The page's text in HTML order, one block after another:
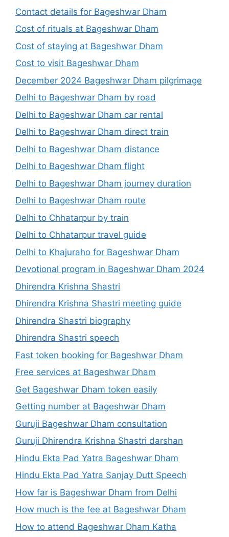
Contact details for Bageshwar Dham
Cost of rituals at Bageshwar Dham
Cost of staying at Bageshwar Dham
Cost to visit Bageshwar Dham
December 2024 Bageshwar Dham pilgrimage
Delhi to Bageshwar Dham by road
Delhi to Bageshwar Dham car rental
Delhi to Bageshwar Dham direct train
Delhi to Bageshwar Dham distance
Delhi to Bageshwar Dham flight
Delhi to Bageshwar Dham journey duration
Delhi to Bageshwar Dham route
Delhi to Chhatarpur by train
Delhi to Chhatarpur travel guide
Delhi to Khajuraho for Bageshwar Dham
Devotional program in Bageshwar Dham 2024
Dhirendra Krishna Shastri
Dhirendra Krishna Shastri meeting guide
Dhirendra Shastri biography
Dhirendra Shastri speech
Fast token booking for Bageshwar Dham
Free services at Bageshwar Dham
Get Bageshwar Dham token easily
Getting number at Bageshwar Dham
Guruji Bageshwar Dham consultation
Guruji Dhirendra Krishna Shastri darshan
Hindu Ekta Pad Yatra Bageshwar Dham
Hindu Ekta Pad Yatra Sanjay Dutt Speech
How far is Bageshwar Dham from Delhi
How much is the fee at Bageshwar Dham
How to attend Bageshwar Dham Katha